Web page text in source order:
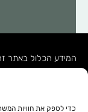
כדי לספק את חוויות
המידע הכלול באתר
המידע המופיע באתר